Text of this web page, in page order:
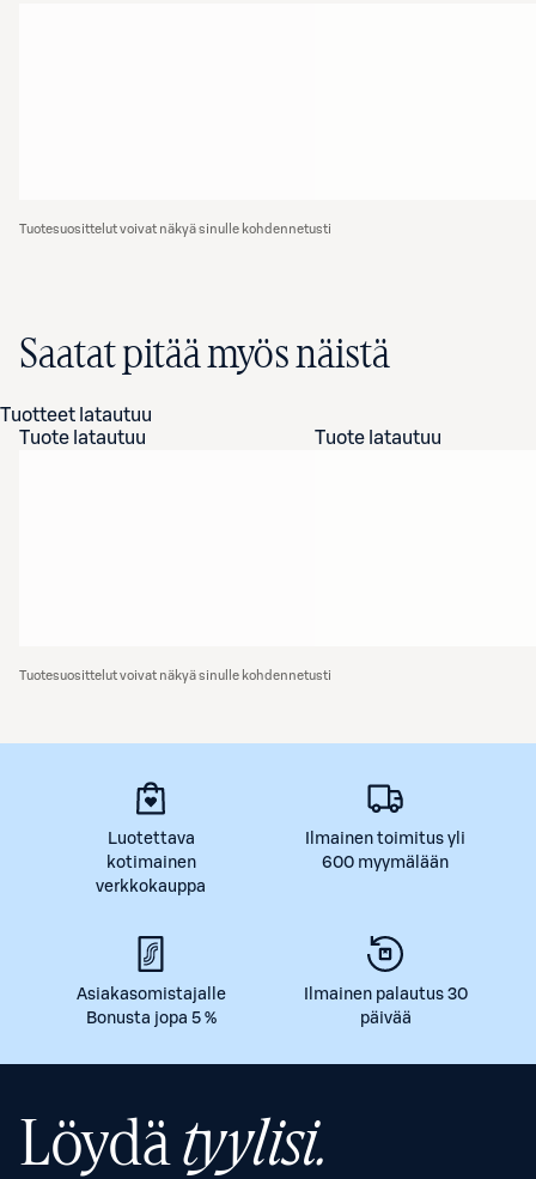
Tuotesuosittelut voivat näkyä sinulle kohdennetusti
Saatat pitää myös näistä
Tuotteet latautuu
Tuote latautuu
Tuote latautuu
Tuotesuosittelut voivat näkyä sinulle kohdennetusti
Luotettava
kotimainen
verkkokauppa
Ilmainen toimitus yli
600 myymälään
Asiakasomistajalle
Bonusta jopa 5 %
Ilmainen palautus 30
päivää
Löydätyylisi.